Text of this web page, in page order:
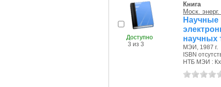
Доступно
3 из 3
Книга
Моск.
научных
МЭИ, 1987 г.
ISBN
НТБ МЭИ : Кх